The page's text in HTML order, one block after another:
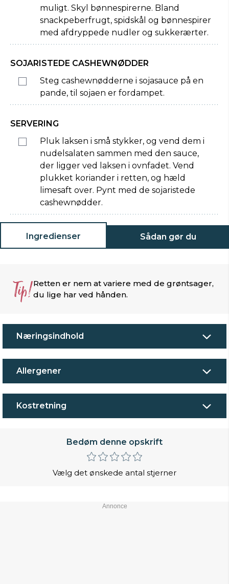
muligt. Skyl bønnespirerne. Bland
snackpeberfrugt, spidskål og bønnespirer
med afdryppede nudler og sukkerærter.
SOJARISTEDE CASHEWNØDDER
Steg cashewnødderne i sojasauce på en
pande, til sojaen er fordampet.
SERVERING
Pluk laksen i små stykker, og vend dem i
nudelsalaten sammen med den sauce,
der ligger ved laksen i ovnfadet. Vend
plukket koriander i retten, og hæld
limesaft over. Pynt med de sojaristede
cashewnødder.
Ingredienser Sådan gør du
Tip!Retten er nem at variere med de grøntsager,
du lige har ved hånden.
Næringsindhold
Allergener
Kostretning
Bedøm denne opskrift
Vælg det ønskede antal stjerner